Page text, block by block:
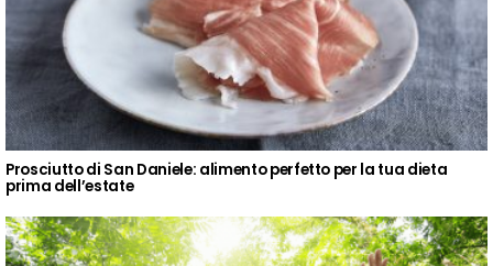
Prosciutto di San Daniele: alimento perfetto per la tua dieta
prima dell’estate